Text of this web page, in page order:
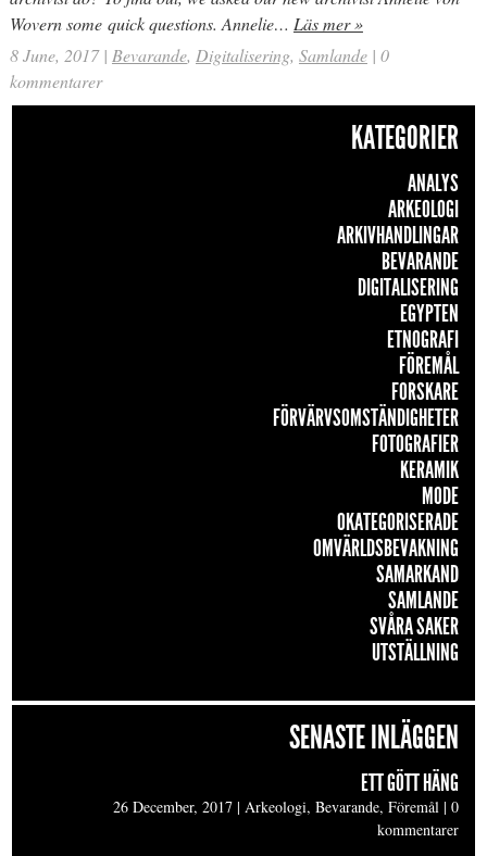
Wovern some quick questions. Annelie… Läs mer »
8 June, 2017 | Bevarande, Digitalisering, Samlande | 0
kommentarer
KATEGORIER
ANALYS
ARKEOLOGI
ARKIVHANDLINGAR
BEVARANDE
DIGITALISERING
EGYPTEN
ETNOGRAFI
FÖREMÅL
FORSKARE
FÖRVÄRVSOMSTÄNDIGHETER
FOTOGRAFIER
KERAMIK
MODE
OKATEGORISERADE
OMVÄRLDSBEVAKNING
SAMARKAND
SAMLANDE
SVÅRA SAKER
UTSTÄLLNING
SENASTE INLÄGGEN
ETT GÖTT HÄNG
26 December, 2017 | Arkeologi, Bevarande, Föremål |0
kommentarer